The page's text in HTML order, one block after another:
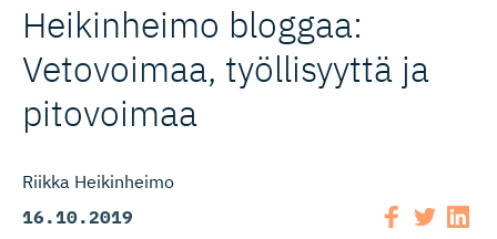
Heikinheimo bloggaa:
Vetovoimaa, työllisyyttä ja
pitovoimaa
Riikka Heikinheimo
16.10.2019